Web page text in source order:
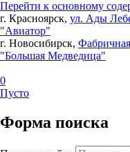
Перейти к основному
г. Красноярск, ул. Ады
"Авиатор"
г. Новосибирск,
"Большая Медведица"
0
Пусто
Форма поиска